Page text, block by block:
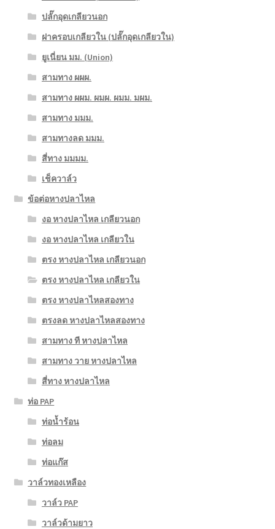
ปลั๊กอุดเกลียวนอก
ฝาครอบเกลียวใน (ปลั๊กอุดเกลียวใน)
ยูเนี่ยน มม. (Union)
สามทาง ผผผ.
สามทาง ผผม. ผมผ. ผมม. มผม.
สามทาง มมม.
สามทางลด มมม.
สี่ทาง มมมม.
เช็ควาล์ว
ข้อต่อหางปลาไหล
งอ หางปลาไหล เกลียวนอก
งอ หางปลาไหล เกลียวใน
ตรง หางปลาไหล เกลียวนอก
ตรง หางปลาไหล เกลียวใน
ตรง หางปลาไหลสองทาง
ตรงลด หางปลาไหลสองทาง
สามทาง ที หางปลาไหล
สามทาง วาย หางปลาไหล
สี่ทาง หางปลาไหล
ท่อ PAP
ท่อน้ำร้อน
ท่อลม
ท่อแก๊ส
วาล์วทองเหลือง
วาล์ว PAP
วาล์วด้ามยาว